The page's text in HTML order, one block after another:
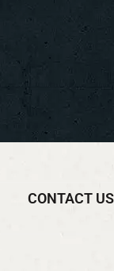
CONTACT US